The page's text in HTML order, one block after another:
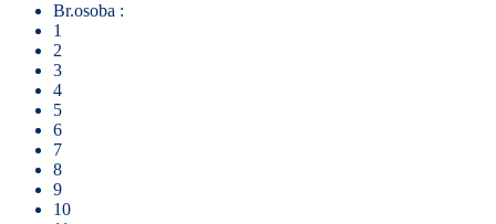
Br.osoba :
1
2
3
4
5
6
7
8
9
10